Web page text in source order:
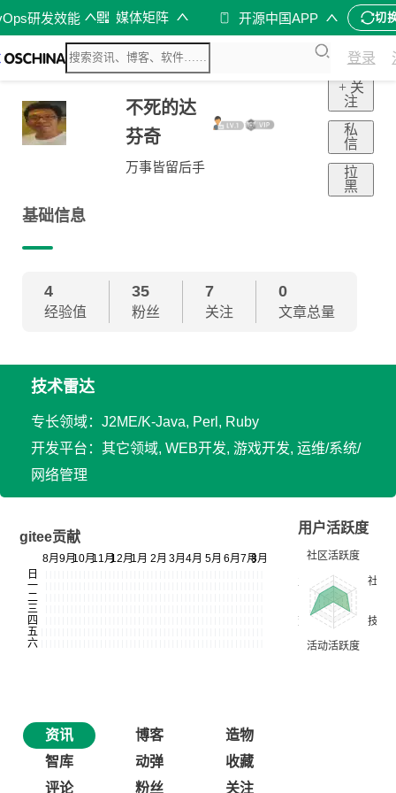
研发效能 媒体矩阵 开源中国APP 切
登录
不死的达
芬奇
万事皆留后手
+ 关
注
私
信
拉
黑
基础信息
4
经验值
35
粉丝
7
关注
0
文章总量
技术雷达
专长领域：J2ME/K-Java, Perl, Ruby
开发平台：其它领域, WEB开发, 游戏开发, 运维/系统/
网络管理
gitee贡献
用户活跃度
资讯 博客
造物
智库
动弹
收藏
评论
粉丝 关注